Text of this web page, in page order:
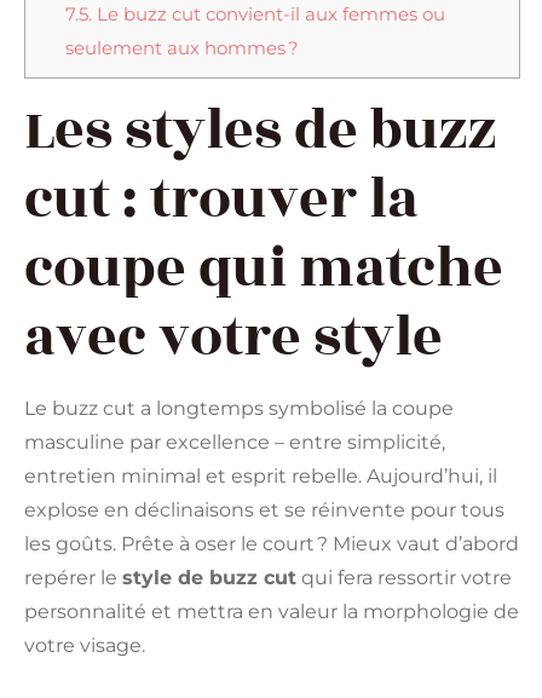
7.5. Le buzz cut convient-il aux femmes ou
seulement aux hommes ?
Les styles de buzz
cut : trouver la
coupe qui matche
avec votre style
Le buzz cut a longtemps symbolisé la coupe
masculine par excellence – entre simplicité,
entretien minimal et esprit rebelle. Aujourd’hui, il
explose en déclinaisons et se réinvente pour tous
les goûts. Prête à oser le court ? Mieux vaut d’abord
repérer le style de buzz cut qui fera ressortir votre
personnalité et mettra en valeur la morphologie de
votre visage.